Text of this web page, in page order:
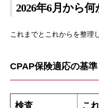
2026年6月から
これまでとこれからを整理
CPAP保険適応の基準
検査 こ